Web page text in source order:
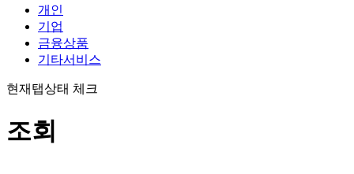
개인
기업
금융상품
기타서비스
현재탭상태 체크
조회